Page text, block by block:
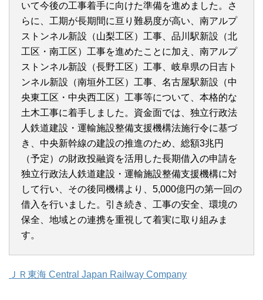
いて今後の工事着手に向けた準備を進めました。さ
らに、工期が長期間に亘り難易度が高い、南アルプ
ストンネル新設（山梨工区）工事、品川駅新設（北
工区・南工区）工事を進めたことに加え、南アルプ
ストンネル新設（長野工区）工事、岐阜県の日吉ト
ンネル新設（南垣外工区）工事、名古屋駅新設（中
央東工区・中央西工区）工事等について、本格的な
土木工事に着手しました。資金面では、独立行政法
人鉄道建設・運輸施設整備支援機構法施行令に基づ
き、中央新幹線の建設の推進のため、総額3兆円
（予定）の財政投融資を活用した長期借入の申請を
独立行政法人鉄道建設・運輸施設整備支援機構に対
して行い、その後同機構より、5,000億円の第一回の
借入を行いました。引き続き、工事の安全、環境の
保全、地域との連携を重視して着実に取り組みま
す。
ＪＲ東海 Central Japan Railway Company